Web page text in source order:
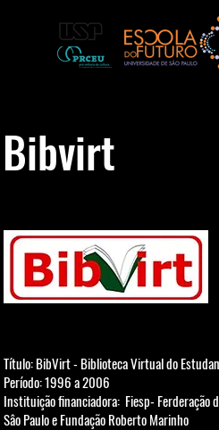
Bibvirt
Título: ​BibVirt - Biblioteca Virtual do
Período: 1996 a 2006
Instituição financiadora: Fiesp- Ferderação
Sâo Paulo e Fundação Roberto Marinho